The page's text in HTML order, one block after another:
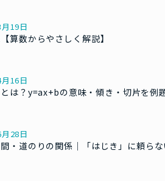
19日
算数からやさしく解説】
16日
は？y=ax+bの意味・傾き・切片を例
28日
・道のりの関係｜「はじき」に頼ら